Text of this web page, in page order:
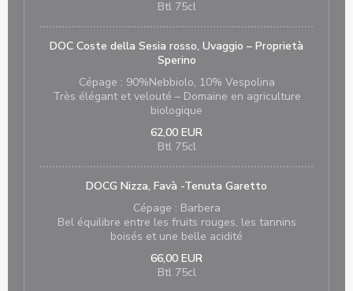
Btl 75cl
DOC Coste della Sesia rosso, Uvaggio – Proprietà
Sperino
Cépage : 90%Nebbiolo, 10% Vespolina
Très élégant et velouté – Domaine en agriculture
biologique
62,00 EUR
Btl 75cl
DOCG Nizza, Favà -Tenuta Garetto
Cépage : Barbera
Bel équilibre entre les fruits rouges, les tannins
boisés et une belle acidité
66,00 EUR
Btl 75cl